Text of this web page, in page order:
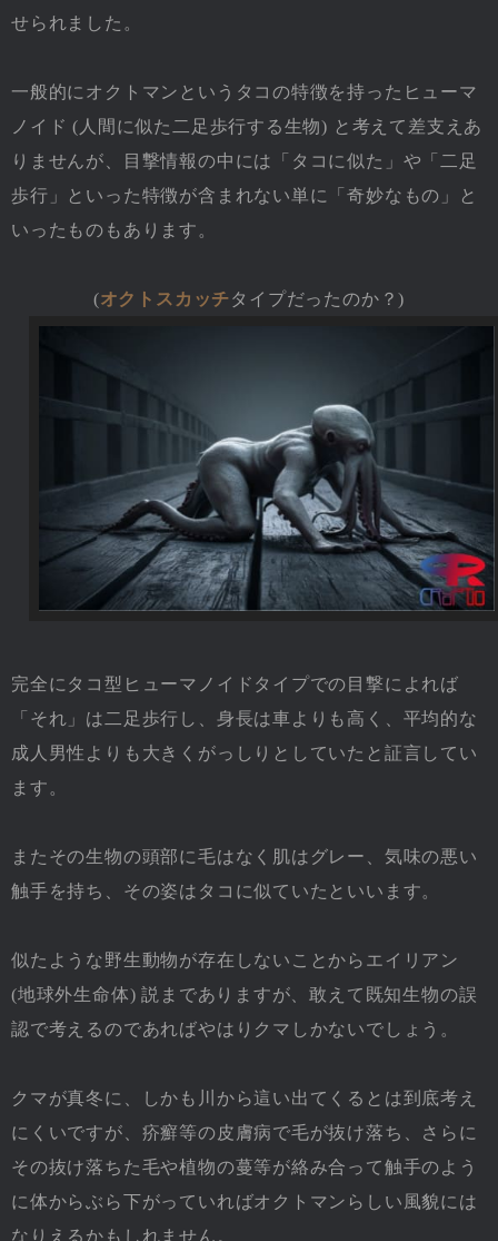
せられました。
一般的にオクトマンというタコの特徴を持ったヒューマ
ノイド (人間に似た二足歩行する生物) と考えて差支えあ
りませんが、目撃情報の中には「タコに似た」や「二足
歩行」といった特徴が含まれない単に「奇妙なもの」と
いったものもあります。
(オクトスカッチタイプだったのか？)
完全にタコ型ヒューマノイドタイプでの目撃によれば
「それ」は二足歩行し、身長は車よりも高く、平均的な
成人男性よりも大きくがっしりとしていたと証言してい
ます。
またその生物の頭部に毛はなく肌はグレー、気味の悪い
触手を持ち、その姿はタコに似ていたといいます。
似たような野生動物が存在しないことからエイリアン
(地球外生命体) 説までありますが、敢えて既知生物の誤
認で考えるのであればやはりクマしかないでしょう。
クマが真冬に、しかも川から這い出てくるとは到底考え
にくいですが、疥癬等の皮膚病で毛が抜け落ち、さらに
その抜け落ちた毛や植物の蔓等が絡み合って触手のよう
に体からぶら下がっていればオクトマンらしい風貌には
なりえるかもしれません。